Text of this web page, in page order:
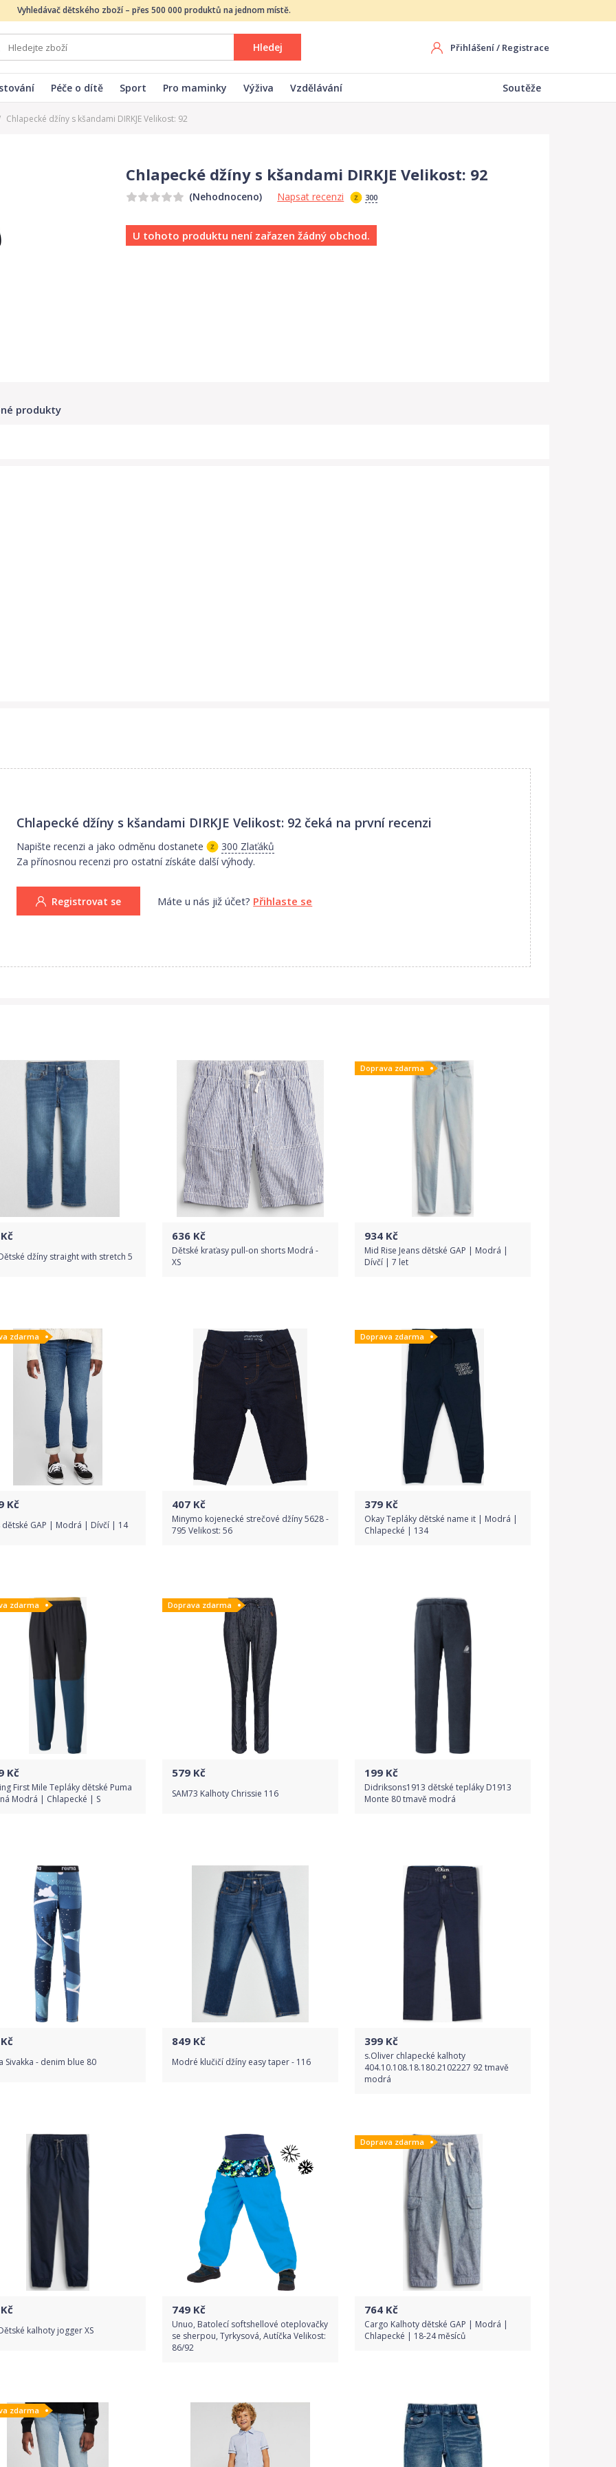
Vyhledávač dětského zboží – přes 500 000 produktů na jednom místě.
Hledej Přihlášení/ Registrace
Péče o dítě Sport Pro maminky Výživa Vzdělávání Soutěže
Chlapecké džíny s kšandami DIRKJE Velikost: 92
Chlapecké džíny s kšandami DIRKJE Velikost: 92
(Nehodnoceno) Napsat recenzi 300
U tohoto produktu není zařazen žádný obchod.
produkty
Chlapecké džíny s kšandami DIRKJE Velikost: 92 čeká na první recenzi
Napište recenzi a jako odměnu dostanete
300 Zlaťáků
Za přínosnou recenzi pro ostatní získáte další výhody.
Registrovat se Máte u nás již účet? Přihlaste se
Kč
džíny straight with stretch 5
Detail produktu
636 Kč
Dětské kraťasy pull-on shorts Modrá -
XS
Detail produktu
Doprava zdarma
934 Kč
Mid Rise Jeans dětské GAP | Modrá |
Dívčí | 7 let
Detail produktu
zdarma
Kč
dětské GAP | Modrá | Dívčí | 14
Detail produktu
407 Kč
Minymo kojenecké strečové džíny 5628 -
795 Velikost: 56
Detail produktu
Doprava zdarma
379 Kč
Okay Tepláky dětské name it | Modrá |
Chlapecké | 134
Detail produktu
zdarma
Kč
First Mile Tepláky dětské Puma
Modrá | Chlapecké | S
Detail produktu
Doprava zdarma
579 Kč
SAM73 Kalhoty Chrissie 116
Detail produktu
199 Kč
Didriksons1913 dětské tepláky D1913
Monte 80 tmavě modrá
Detail produktu
Kč
Sivakka - denim blue 80
Detail produktu
849 Kč
Modré klučičí džíny easy taper - 116
Detail produktu
399 Kč
s.Oliver chlapecké kalhoty
404.10.108.18.180.2102227 92 tmavě
modrá
Detail produktu
Kč
kalhoty jogger XS
Detail produktu
749 Kč
Unuo, Batolecí softshellové oteplovačky
se sherpou, Tyrkysová, Autíčka Velikost:
86/92
Detail produktu
Doprava zdarma
764 Kč
Cargo Kalhoty dětské GAP | Modrá |
Chlapecké | 18-24 měsíců
Detail produktu
zdarma